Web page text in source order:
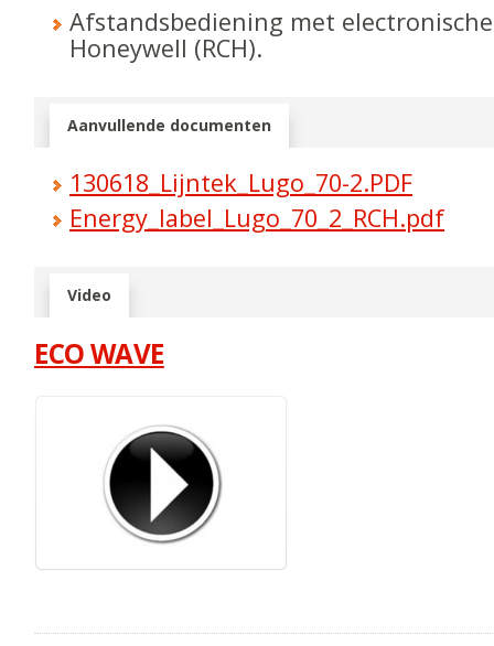
Afstandsbediening met
Honeywell (RCH).
Aanvullende documenten
130618_Lijntek_Lugo_70-2.PDF
Energy_label_Lugo_70_2_RCH.pdf
Video
ECO WAVE